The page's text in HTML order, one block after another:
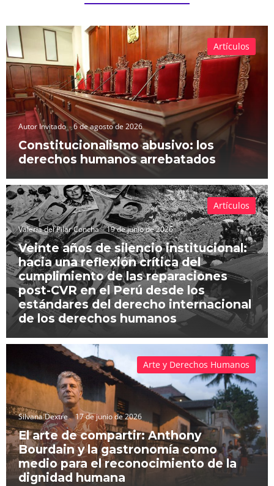
Autor Invitado 6 de agosto de 2026
Constitucionalismo abusivo: los
derechos humanos arrebatados
Artículos
Valeria del Pilar Concha 19 de junio de 2026
Veinte años de silencio institucional:
hacia una reflexión crítica del
cumplimiento de las reparaciones
post-CVR en el Perú desde los
estándares del derecho internacional
de los derechos humanos
Artículos
Silvana Dextre 17 de junio de 2026
El arte de compartir: Anthony
Bourdain y la gastronomía como
medio para el reconocimiento de la
dignidad humana
Arte y Derechos Humanos